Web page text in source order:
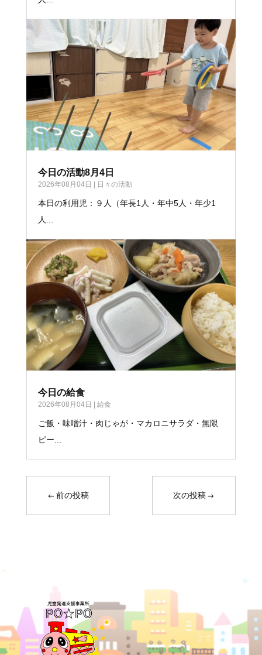
今日の活動8月4日
2026年08月04日 日々の活動
本日の利用児：９人（年長1人・年中5人・年少1
人...
今日の給食
2026年08月04日 給食
ご飯・味噌汁・肉じゃが・マカロニサラダ・無限
ピー...
←前の投稿 次の投稿→